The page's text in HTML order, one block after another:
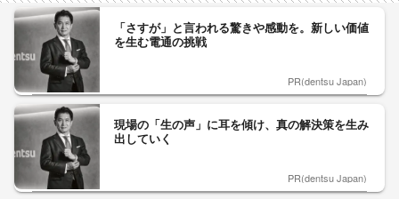
「さすが」と言われる驚きや感動を。新しい価値
を生む電通の挑戦
PR(dentsu Japan)
現場の「生の声」に耳を傾け、真の解決策を生み
出していく
PR(dentsu Japan)